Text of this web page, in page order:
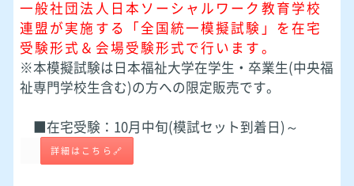
一般社団法人日本ソーシャルワーク教育学校
連盟が実施する「全国統一模擬試験」を在宅
受験形式＆会場受験形式で行います。
※本模擬試験は日本福祉大学在学生・卒業生(中央福
祉専門学校生含む)の方への限定販売です。
■在宅受験：10月中旬(模試セット到着日)～
詳細はこちら🔗